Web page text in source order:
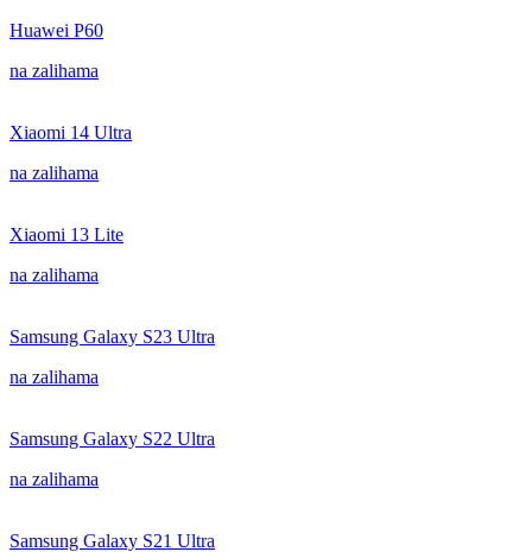
Huawei P60
na zalihama
Xiaomi 14 Ultra
na zalihama
Xiaomi 13 Lite
na zalihama
Samsung Galaxy S23 Ultra
na zalihama
Samsung Galaxy S22 Ultra
na zalihama
Samsung Galaxy S21 Ultra